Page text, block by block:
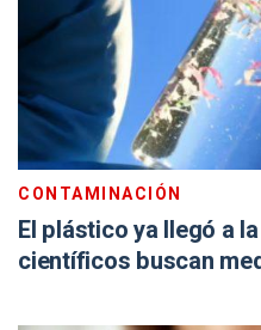
CONTAMINACIÓN
El plástico ya llegó a
científicos buscan